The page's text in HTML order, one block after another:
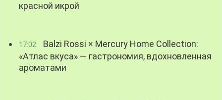
красной икрой
17:02
Balzi Rossi × Mercury Home Collection:
«Атлас вкуса» — гастрономия, вдохновленная
ароматами